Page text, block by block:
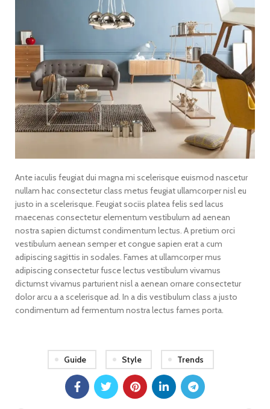
Ante iaculis feugiat dui magna mi scelerisque euismod nascetur
nullam hac consectetur class metus feugiat ullamcorper nisl eu
justo in a scelerisque. Feugiat sociis platea felis sed lacus
maecenas consectetur elementum vestibulum ad aenean
nostra sapien dictumst condimentum lectus. A pretium orci
vestibulum aenean semper et congue sapien erat a cum
adipiscing sagittis in sodales. Fames at ullamcorper mus
adipiscing consectetur fusce lectus vestibulum vivamus
dictumst vivamus parturient nisl a aenean ornare consectetur
dolor arcu a a scelerisque ad. In a dis vestibulum class a justo
condimentum ad fermentum nostra lectus fames porta.
Guide Style Trends